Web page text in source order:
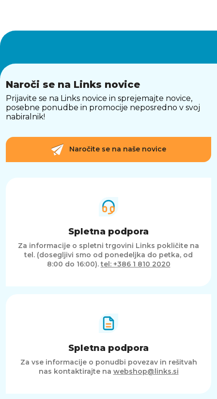
Naroči se na Links novice
Prijavite se na Links novice in sprejemajte novice,
posebne ponudbe in promocije neposredno v svoj
nabiralnik!
Naročite se na naše novice
Spletna podpora
Za informacije o spletni trgovini Links pokličite na
tel. (dosegljivi smo od ponedeljka do petka, od
8:00 do 16:00).tel: +386 1 810 2020
Spletna podpora
Za vse informacije o ponudbi povezav in rešitvah
nas kontaktirajte na webshop@links.si